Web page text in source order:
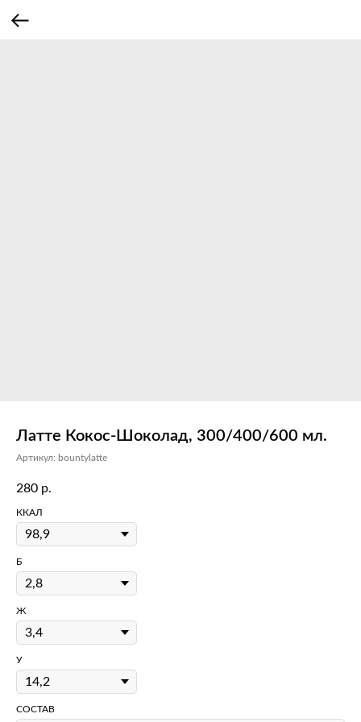
Латте Кокос-Шоколад, 300/400/600 мл.
Артикул: bountylatte
280 р.
ККАЛ
Б
Ж
У
СОСТАВ